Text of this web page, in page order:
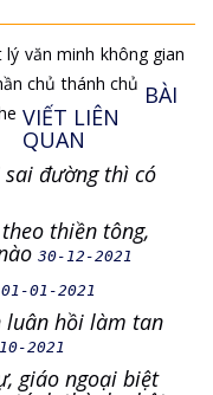
lý văn minh không gian
chủ thánh chủ BÀI
VIẾT LIÊN
QUAN
đường thì có
thiền tông,
30-12-2021
01-01-2021
luân hồi làm tan
2021
giáo ngoại biệt